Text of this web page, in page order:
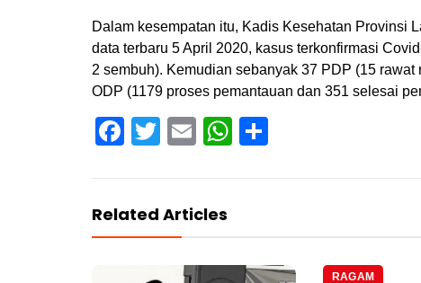
Dalam kesempatan itu, Kadis Kesehatan Provinsi
data terbaru 5 April 2020, kasus terkonfirmasi
2 sembuh). Kemudian sebanyak 37 PDP (15
ODP (1179 proses pemantauan dan 351 selesai
Facebook
TwitterEmailWhatsApp
Related Articles
RAGAM